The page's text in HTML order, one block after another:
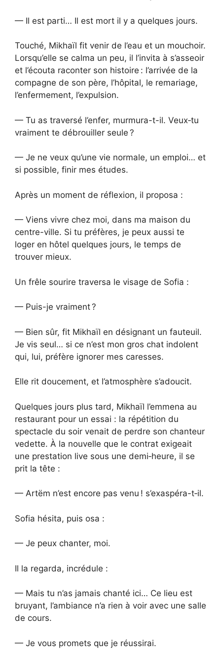
— Il est parti… Il est mort il y a quelques jours.
Touché, Mikhaïl fit venir de l’eau et un mouchoir.
Lorsqu’elle se calma un peu, il l’invita à s’asseoir
et l’écouta raconter son histoire : l’arrivée de la
compagne de son père, l’hôpital, le remariage,
l’enfermement, l’expulsion.
— Tu as traversé l’enfer, murmura-t-il. Veux‑tu
vraiment te débrouiller seule ?
— Je ne veux qu’une vie normale, un emploi… et
si possible, finir mes études.
Après un moment de réflexion, il proposa :
— Viens vivre chez moi, dans ma maison du
centre-ville. Si tu préfères, je peux aussi te
loger en hôtel quelques jours, le temps de
trouver mieux.
Un frêle sourire traversa le visage de Sofia :
— Puis-je vraiment ?
— Bien sûr, fit Mikhaïl en désignant un fauteuil.
Je vis seul… si ce n’est mon gros chat indolent
qui, lui, préfère ignorer mes caresses.
Elle rit doucement, et l’atmosphère s’adoucit.
Quelques jours plus tard, Mikhaïl l’emmena au
restaurant pour un essai : la répétition du
spectacle du soir venait de perdre son chanteur
vedette. À la nouvelle que le contrat exigeait
une prestation live sous une demi‑heure, il se
prit la tête :
— Artëm n’est encore pas venu ! s’exaspéra-t‑il.
Sofia hésita, puis osa :
— Je peux chanter, moi.
Il la regarda, incrédule :
— Mais tu n’as jamais chanté ici… Ce lieu est
bruyant, l’ambiance n’a rien à voir avec une salle
de cours.
— Je vous promets que je réussirai.